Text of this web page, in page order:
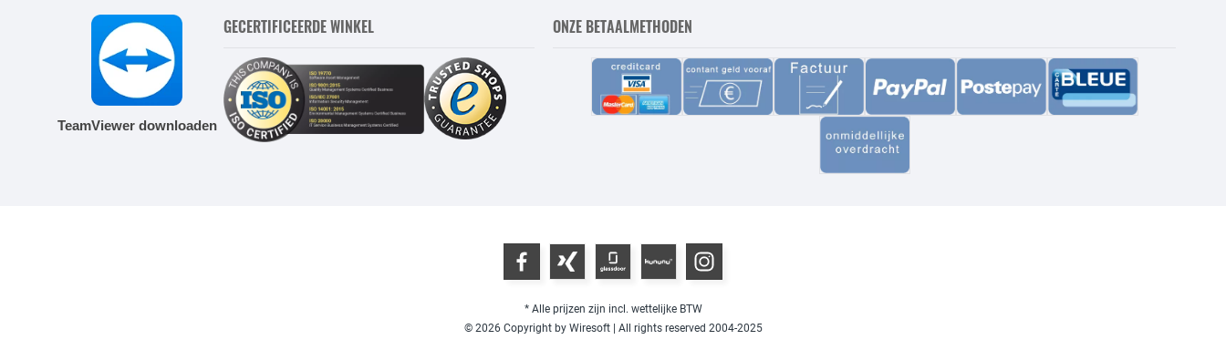
TeamViewer downloaden
GECERTIFICEERDE WINKEL ONZE BETAALMETHODEN
* Alle prijzen zijn incl. wettelijke BTW
© 2026 Copyright by Wiresoft | All rights reserved 2004-2025